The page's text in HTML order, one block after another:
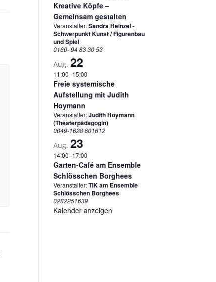
Kreative Köpfe –
Gemeinsam gestalten
Veranstalter:Sandra Heinzel -
Schwerpunkt Kunst / Figurenbau
und Spiel
0160- 94 83 30 53
Aug.22
11:00–15:00
Freie systemische
Aufstellung mit Judith
Hoymann
Veranstalter:Judith Hoymann
(Theaterpädagogin)
0049-1628 601612
Aug.23
14:00–17:00
Garten-Café am Ensemble
Schlösschen Borghees
Veranstalter:TIK am Ensemble
Schlösschen Borghees
0282251639
Kalender anzeigen